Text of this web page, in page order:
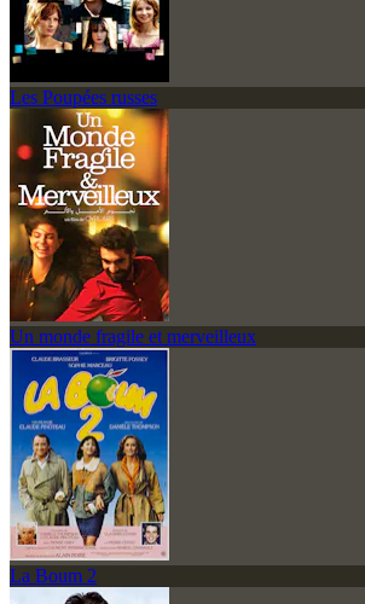
Les Poupées russes
Un monde fragile et merveilleux
La Boum 2